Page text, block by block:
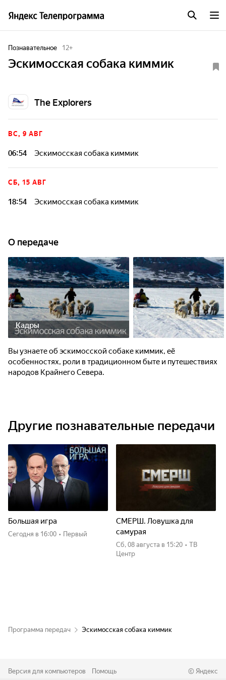
Познавательное 12+
Эскимосская собака киммик
The Explorers
ВС, 9 АВГ
06:54 Эскимосская собака киммик
СБ, 15 АВГ
18:54 Эскимосская собака киммик
О передаче
Кадры
Вы узнаете об эскимосской собаке киммик, её
особенностях, роли в традиционном быте и путешествиях
народов Крайнего Севера.
Другие познавательные передачи
Большая игра
Сегодня в 16:00 • Первый
СМЕРШ. Ловушка для
самурая
сб, 08 августа в 15:20 • ТВ
Центр
Программа передач Эскимосская собака киммик
Версия для компьютеров Помощь © Яндекс